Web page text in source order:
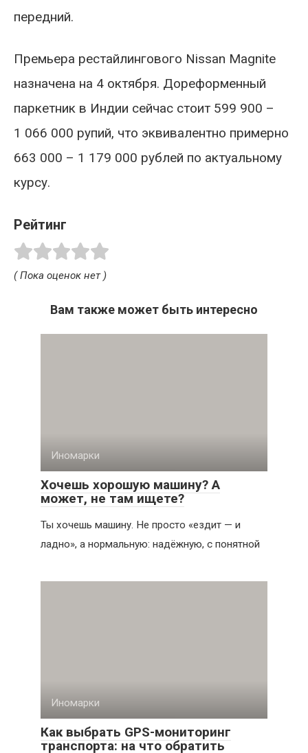
передний.
Премьера рестайлингового Nissan Magnite
назначена на 4 октября. Дореформенный
паркетник в Индии сейчас стоит 599 900 –
1 066 000 рупий, что эквивалентно примерно
663 000 – 1 179 000 рублей по актуальному
курсу.
Рейтинг
( Пока оценок нет )
Вам также может быть интересно
Иномарки
Хочешь хорошую машину? А
может, не там ищете?
Ты хочешь машину. Не просто «ездит — и
ладно», а нормальную: надёжную, с понятной
Иномарки
Как выбрать GPS-мониторинг
транспорта: на что обратить